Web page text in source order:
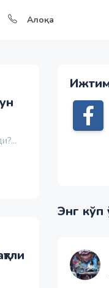
Алоқа
Энг кўп